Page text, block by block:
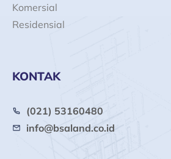
Komersial
Residensial
KONTAK
(021) 53160480
info@bsaland.co.id